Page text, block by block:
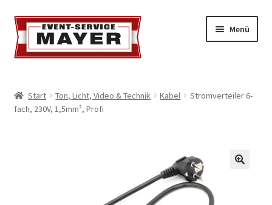
Menü
Event-Service
Start Ton, Licht, Video & Technik Kabel
Stromverteiler 6-
fach, 230V, 1,5mm², Profi